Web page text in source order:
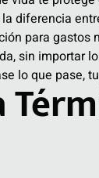
diferencia
para gastos
sin importar
lo que pase,